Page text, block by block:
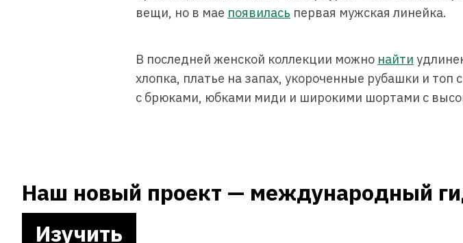
вещи, но в мае появилась первая мужская линейка.
В последней женской коллекции можно найти
хлопка, платье на запах, укороченные рубашки и
с брюками, юбками миди и широкими шортами с
Наш новый проект — международный
Изучить